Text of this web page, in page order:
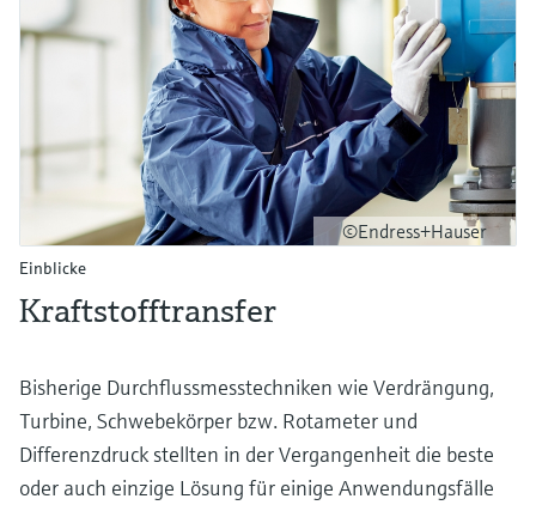
©Endress+Hauser
Einblicke
Kraftstofftransfer
Bisherige Durchflussmesstechniken wie Verdrängung,
Turbine, Schwebekörper bzw. Rotameter und
Differenzdruck stellten in der Vergangenheit die beste
oder auch einzige Lösung für einige Anwendungsfälle